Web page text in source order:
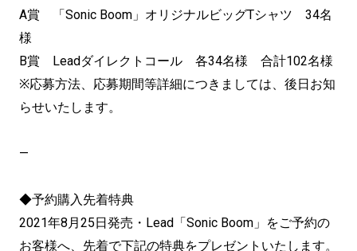
A賞 「Sonic Boom」オリジナルビッグTシャツ 34名
様
B賞 Leadダイレクトコール 各34名様 合計102名様
※応募方法、応募期間等詳細につきましては、後日お知
らせいたします。
—
◆予約購入先着特典
2021年8月25日発売・Lead「Sonic Boom」をご予約の
お客様へ、先着で下記の特典をプレゼントいたします。